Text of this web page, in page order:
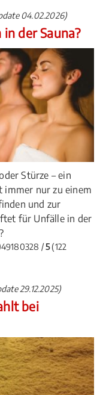
04.02.2026)
der Sauna?
Stürze – ein
immer nur zu einem
und zur
für Unfälle in der
/5(122
29.12.2025)
bei